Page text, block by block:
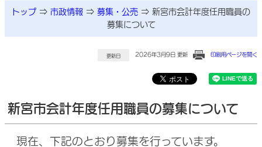
トップ ⇒ 市政情報 ⇒ 募集・公売 ⇒ 新宮市会計年度任用職員の
募集について
更新日 2026年3月9日 更新 印刷用ページを開く
新宮市会計年度任用職員の募集について
現在、下記のとおり募集を行っています。